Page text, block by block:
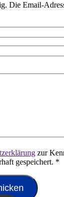
Die Email-
zur
gespeichert. *